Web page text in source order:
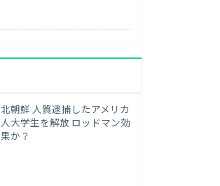
北朝鮮 人質逮捕したアメリカ
人大学生を解放 ロッドマン効
果か？